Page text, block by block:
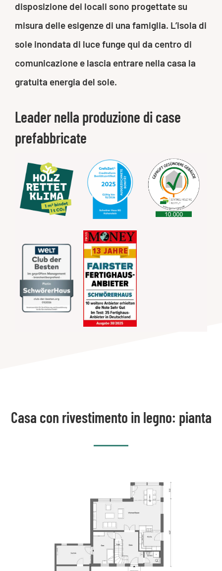
disposizione dei locali sono progettate su
misura delle esigenze di una famiglia. L’isola di
sole inondata di luce funge qui da centro di
comunicazione e lascia entrare nella casa la
gratuita energia del sole.
Leader nella produzione di case
prefabbricate
Casa con rivestimento in legno: pianta